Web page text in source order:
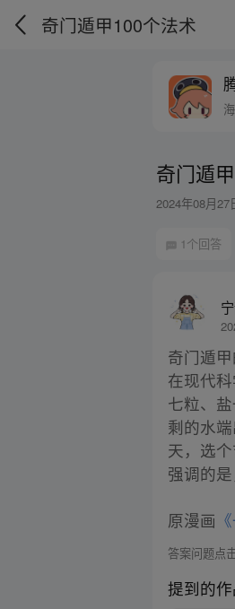
奇门遁甲100个法术
奇门遁
2024年08月27
1个回答
奇门遁
在现代
七粒、
剩的水
天，选
强调的
原漫画
答案问题点
提到的